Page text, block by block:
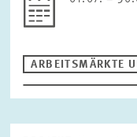
ARBEITSMÄRKTE